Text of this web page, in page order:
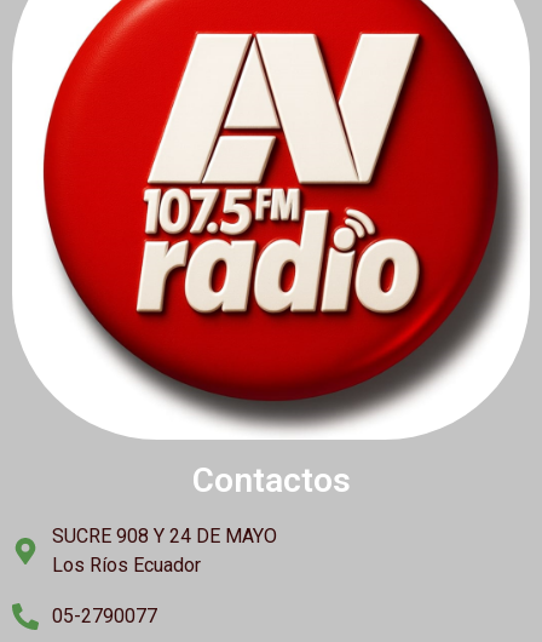
Contactos
SUCRE 908 Y 24 DE MAYO
Los Ríos Ecuador
05-2790077